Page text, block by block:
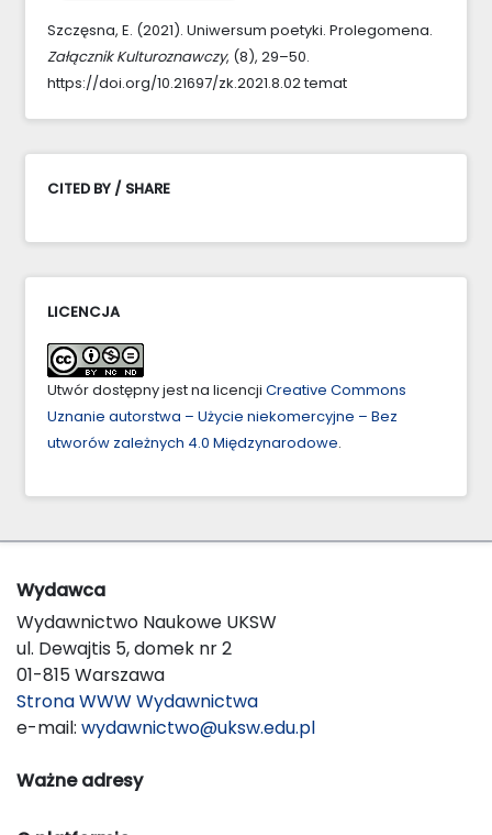
Szczęsna, E. (2021). Uniwersum poetyki. Prolegomena.
Załącznik Kulturoznawczy, (8), 29–50.
https://doi.org/10.21697/zk.2021.8.02 temat
CITED BY / SHARE
LICENCJA
Utwór dostępny jest na licencji Creative Commons
Uznanie autorstwa – Użycie niekomercyjne – Bez
utworów zależnych 4.0 Międzynarodowe.
Wydawca
Wydawnictwo Naukowe UKSW
ul. Dewajtis 5, domek nr 2
01-815 Warszawa
Strona WWW Wydawnictwa
e-mail: wydawnictwo@uksw.edu.pl
Ważne adresy